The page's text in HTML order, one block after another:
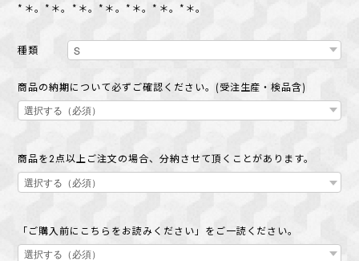
*＊。*＊。*＊。*＊。*＊。*＊。*＊。
種類
商品の納期について必ずご確認ください。(受注生産・検品含)
商品を2点以上ご注文の場合、分納させて頂くことがあります。
「ご購入前にこちらをお読みください」をご一読ください。